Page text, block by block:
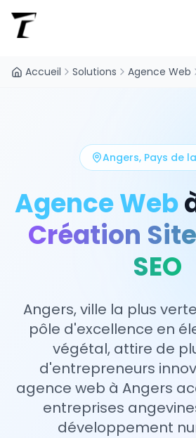
Accueil Solutions Agence Web
Angers, Pays de
Agence Web
Création
SEO
Angers, ville la plus
pôle d'excellence en
végétal, attire de
d'entrepreneurs
agence web à Angers
entreprises
développement